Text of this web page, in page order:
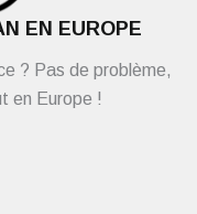
EN EUROPE
? Pas de problème,
en Europe !